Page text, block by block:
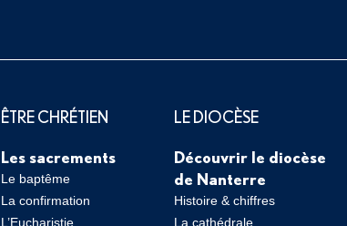
ÊTRE CHRÉTIEN
Les sacrements
Le baptême
La confirmation
L’Eucharistie
LE DIOCÈSE
Découvrir le diocèse
de Nanterre
Histoire & chiffres
La cathédrale